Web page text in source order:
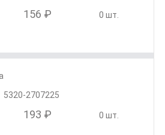
156 ₽ 0 шт.
5320-2707225
193 ₽ 0 шт.